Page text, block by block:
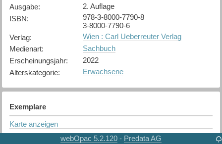
Ausgabe:
2. Auflage
ISBN:
978-3-8000-7790-8
3-8000-7790-6
Verlag:
Wien : Carl Ueberreuter Verlag
Medienart:
Sachbuch
Erscheinungsjahr:
2022
Alterskategorie: Erwachsene
Exemplare
Karte anzeigen
Spiez
webOpac 5.2.120 - Predata AG